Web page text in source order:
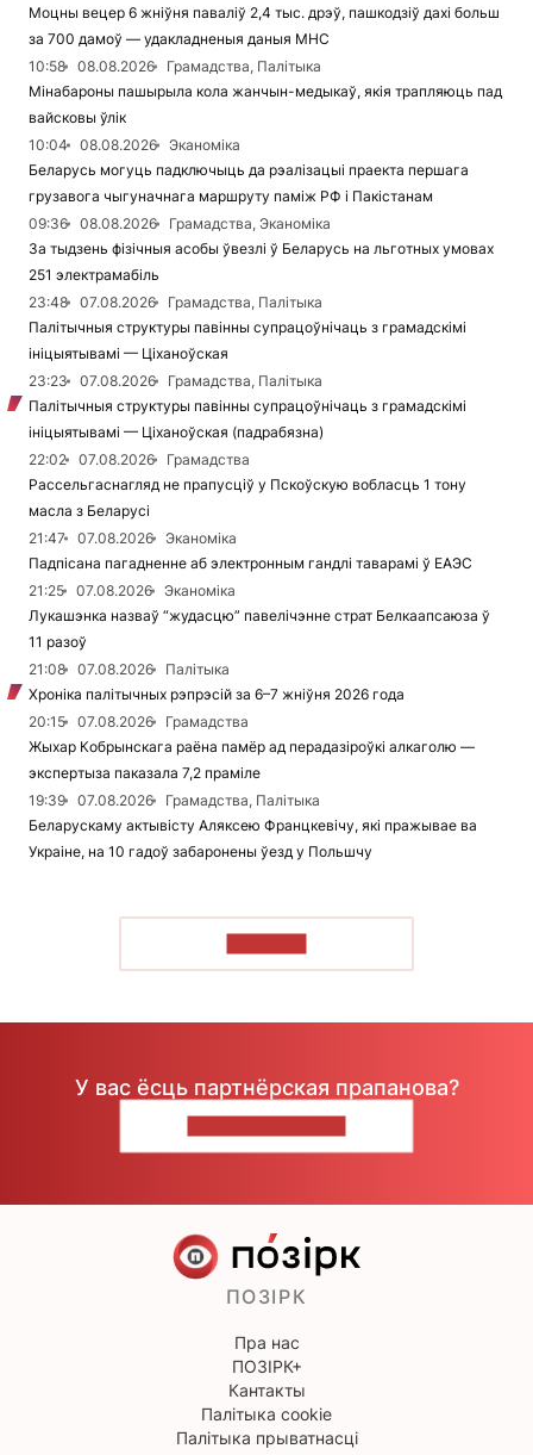
Моцны вецер 6 жніўня паваліў 2,4 тыс. дрэў, пашкодзіў дахі больш
за 700 дамоў — удакладненыя даныя МНС
10:58
08.08.2026
Грамадства, Палітыка
Мінабароны пашырыла кола жанчын-медыкаў, якія трапляюць пад
вайсковы ўлік
10:04
08.08.2026
Эканоміка
Беларусь могуць падключыць да рэалізацыі праекта першага
грузавога чыгуначнага маршруту паміж РФ і Пакістанам
09:36
08.08.2026
Грамадства, Эканоміка
За тыдзень фізічныя асобы ўвезлі ў Беларусь на льготных умовах
251 электрамабіль
23:48
07.08.2026
Грамадства, Палітыка
Палітычныя структуры павінны супрацоўнічаць з грамадскімі
ініцыятывамі — Ціханоўская
23:23
07.08.2026
Грамадства, Палітыка
Палітычныя структуры павінны супрацоўнічаць з грамадскімі
ініцыятывамі — Ціханоўская (падрабязна)
22:02
07.08.2026
Грамадства
Рассельгаснагляд не прапусціў у Пскоўскую вобласць 1 тону
масла з Беларусі
21:47
07.08.2026
Эканоміка
Падпісана пагадненне аб электронным гандлі таварамі ў ЕАЭС
21:25
07.08.2026
Эканоміка
Лукашэнка назваў “жудасцю” павелічэнне страт Белкаапсаюза ў
11 разоў
21:08
07.08.2026
Палітыка
Хроніка палітычных рэпрэсій за 6–7 жніўня 2026 года
20:15
07.08.2026
Грамадства
Жыхар Кобрынскага раёна памёр ад перадазіроўкі алкаголю —
экспертыза паказала 7,2 праміле
19:39
07.08.2026
Грамадства, Палітыка
Беларускаму актывісту Аляксею Францкевічу, які пражывае ва
Украіне, на 10 гадоў забаронены ўезд у Польшчу
У вас ёсць партнёрская прапанова?
ПОЗІРК
Пра нас
ПОЗІРК+
Кантакты
Палітыка cookie
Палітыка прыватнасці